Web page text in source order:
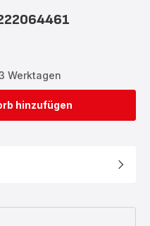
Werktagen
hinzufügen